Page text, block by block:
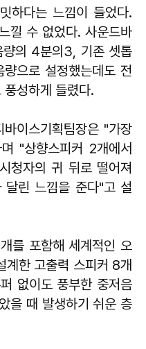
하다는 느낌이 들었다.
낄 수 없었다. 사운드바
의 4분의3, 기존 셋톱
으로 설정했는데도 전
성하게 들렸다.
이스기획팀장은 "가장
"상향스피커 2개에서
청자의 귀 뒤로 떨어져
달린 느낌을 준다"고 설
를 포함해 세계적인 오
한 고출력 스피커 8개
없이도 풍부한 중저음
을 때 발생하기 쉬운 층